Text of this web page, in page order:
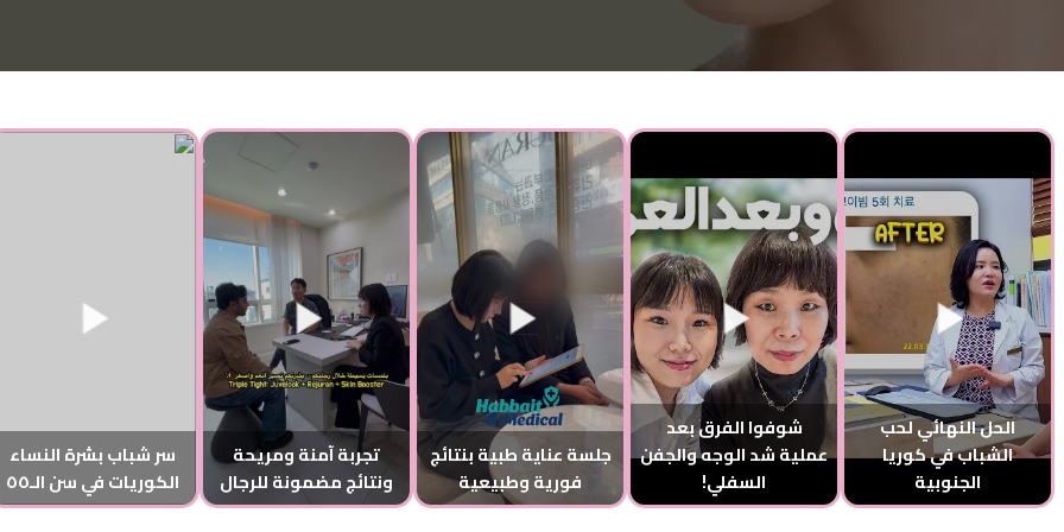
الحل النهائي لحب
الشباب في كوريا
الجنوبية
شوفوا الفرق بعد
عملية شد الوجه والجفن
السفلي!
جلسة عناية طبية بنتائج
فورية وطبيعية
تجربة آمنة ومريحة
ونتائج مضمونة للرجال
سر شباب بشرة النساء
الكوريات في سن الـ٥٥